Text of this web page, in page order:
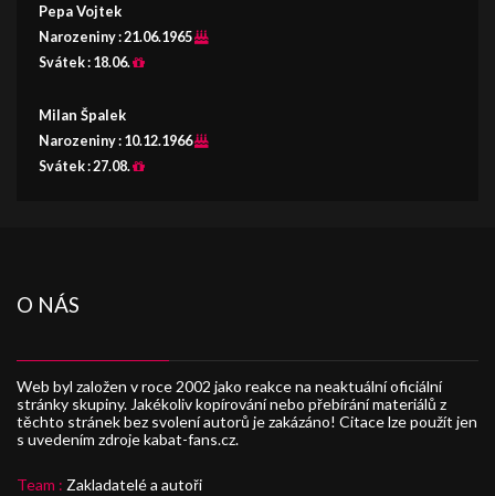
Pepa Vojtek
Narozeniny :21.06.1965
Svátek : 18.06.
Milan Špalek
Narozeniny : 10.12.1966
Svátek :27.08.
O NÁS
Web byl založen v roce 2002 jako reakce na neaktuální oficiální
stránky skupiny. Jakékoliv kopírování nebo přebírání materiálů z
těchto stránek bez svolení autorů je zakázáno! Citace lze použít jen
s uvedením zdroje kabat-fans.cz.
Team : Zakladatelé a autoři